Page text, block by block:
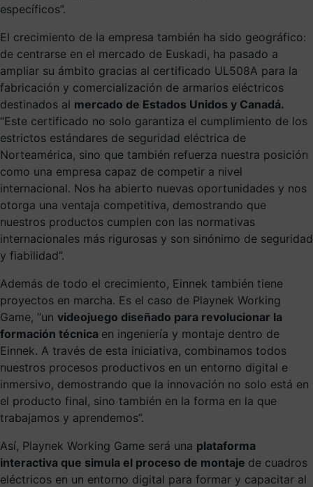
específicos”.
El crecimiento de la empresa también ha sido geográfico:
de centrarse en el mercado de Euskadi, ha pasado a
ampliar su ámbito gracias al certificado UL508A para la
fabricación y comercialización de armarios eléctricos
destinados al mercado de Estados Unidos y Canadá.
“Este certificado no solo garantiza el cumplimiento de los
estrictos estándares de seguridad eléctrica de
Norteamérica, sino que también refuerza nuestra posición
como una empresa capaz de competir a nivel
internacional. Nos ha abierto nuevas oportunidades y nos
otorga una ventaja competitiva, demostrando que
nuestros productos cumplen con las normativas
internacionales más rigurosas y son sinónimo de seguridad
y fiabilidad”.
Además de todo el crecimiento, Einnek también tiene
proyectos en marcha. Es el caso de Playnek Working
Game, “un videojuego diseñado para revolucionar la
formación técnica en ingeniería y montaje dentro de
Einnek. A través de esta iniciativa, combinamos todos
nuestros procesos productivos en un entorno digital e
inmersivo, demostrando que la innovación no solo está en
el producto final, sino también en la forma en la que
trabajamos y aprendemos”.
Así, Playnek Working Game será una plataforma
interactiva que simula el proceso de montaje de cuadros
eléctricos en un entorno digital para formar y capacitar al